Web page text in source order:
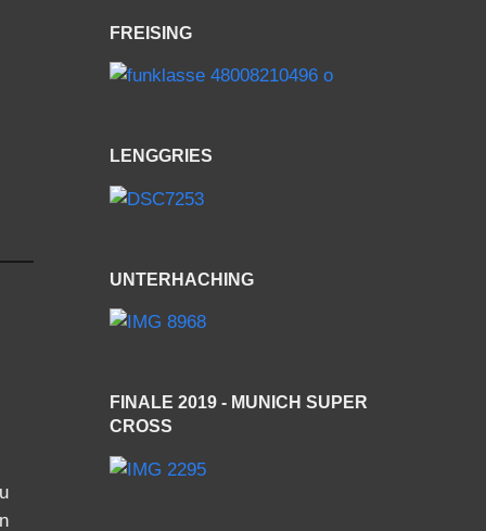
FREISING
LENGGRIES
UNTERHACHING
FINALE 2019 - MUNICH SUPER
CROSS